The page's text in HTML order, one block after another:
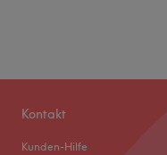
Kontakt
Kunden-Hilfe